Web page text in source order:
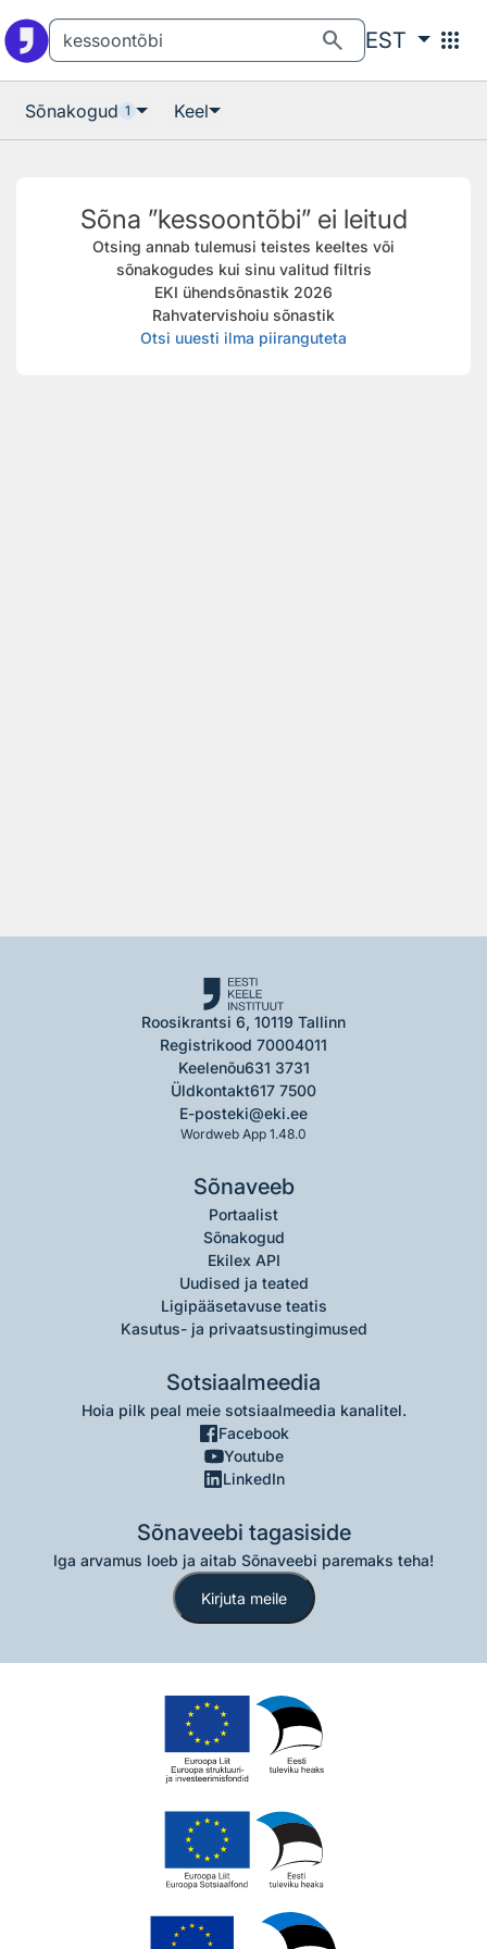
search EST apps
Sõnakogud 1 Keel
Sõna ”kessoontõbi” ei leitud
Otsing annab tulemusi teistes keeltes või
sõnakogudes kui sinu valitud filtris
EKI ühendsõnastik 2026
Rahvatervishoiu sõnastik
Otsi uuesti ilma piiranguteta
Roosikrantsi 6, 10119 Tallinn
Registrikood 70004011
Keelenõu631 3731
Üldkontakt617 7500
E-posteki@eki.ee
Wordweb App 1.48.0
Sõnaveeb
Portaalist
Sõnakogud
Ekilex API
Uudised ja teated
Ligipääsetavuse teatis
Kasutus- ja privaatsustingimused
Sotsiaalmeedia
Hoia pilk peal meie sotsiaalmeedia kanalitel.
Facebook
Youtube
LinkedIn
Sõnaveebi tagasiside
Iga arvamus loeb ja aitab Sõnaveebi paremaks teha!
Kirjuta meile